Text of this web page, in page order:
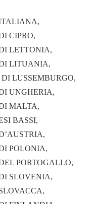
CIPRO,
LETTONIA,
LITUANIA,
LUSSEMBURGO,
UNGHERIA,
MALTA,
BASSI,
POLONIA,
PORTOGALLO,
SLOVENIA,